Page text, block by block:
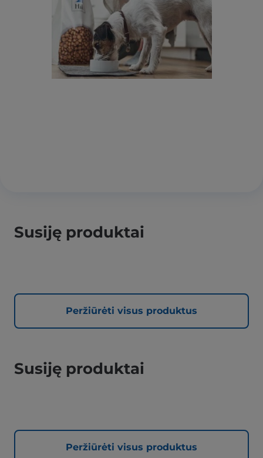
Susiję produktai
Peržiūrėti visus produktus
Susiję produktai
Peržiūrėti visus produktus